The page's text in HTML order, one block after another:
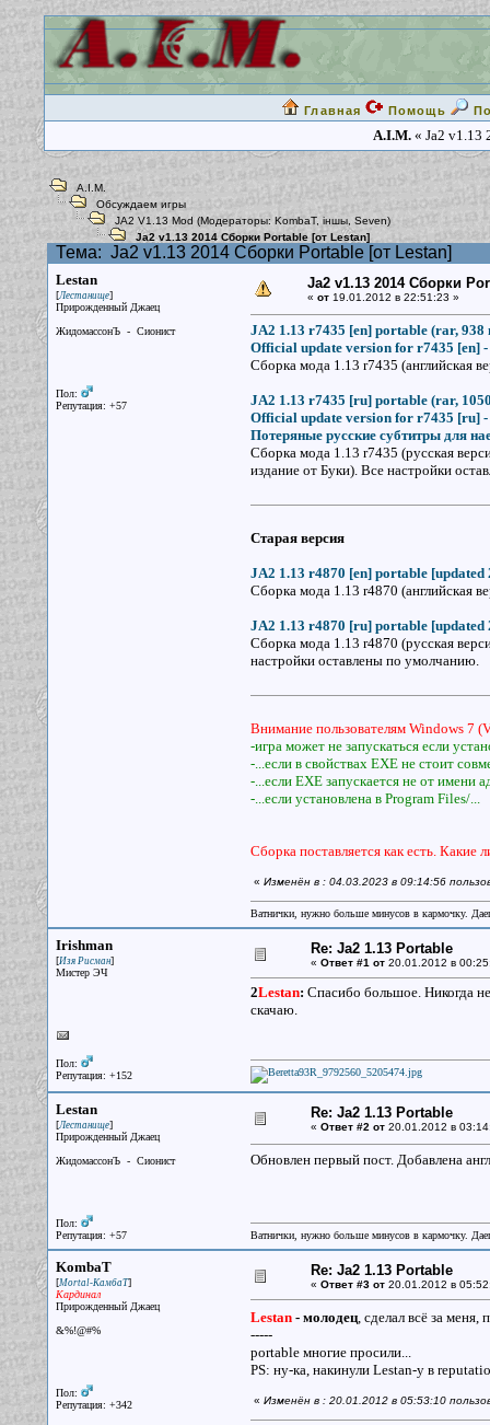
Главная Помощь
A.I.M. « Ja2 v1.13
A.I.M.
Обсуждаем игры
JA2 V1.13 Mod (Модераторы: KombaT, iншы, Seven)
Ja2 v1.13 2014 Сборки Portable [от Lestan]
Тема: Ja2 v1.13 2014 Сборки Portable [от Lestan]
Lestan
[Лестанище]
Прирожденный Джаец
ЖидомассонЪ - Сионист
Пол:
Репутация: +57
Ja2 v1.13 2014 Сборки
« от19.01.2012 в 22:51:23 »
JA2 1.13 r7435 [en] portable (rar, 938
Official update version for r7435 [en]
Сборка мода 1.13 r7435 (английская
JA2 1.13 r7435 [ru] portable (rar,
Official update version for r7435 [ru]
Потеряные русские субтитры для
Сборка мода 1.13 r7435 (русская
издание от Буки). Все настройки
Старая версия
JA2 1.13 r4870 [en] portable [updated
Сборка мода 1.13 r4870 (английская
JA2 1.13 r4870 [ru] portable [updated
Сборка мода 1.13 r4870 (русская
настройки оставлены по умолчанию.
Внимание пользователям Windows 7
-игра может не запускаться если
-...если в свойствах ЕХЕ не стоит
-...если ЕХЕ запускается не от имени
-...если установлена в Program Files/...
Сборка поставляется как есть. Какие
« Изменён в : 04.03.2023 в 09:14:56
Ватнички, нужно больше минусов в кармочку.
Irishman
[Изя Рисман]
Мистер ЭЧ
Пол:
Репутация: +152
Re: Ja2 1.13 Portable
« Ответ #1 от20.01.2012 в
2Lestan: Спасибо большое. Никогда
скачаю.
Lestan
[Лестанище]
Прирожденный Джаец
ЖидомассонЪ - Сионист
Пол:
Репутация: +57
Re: Ja2 1.13 Portable
« Ответ #2 от20.01.2012 в
Обновлен первый пост. Добавлена
Ватнички, нужно больше минусов в кармочку.
KombaT
[Mortal-КамбаТ]
Кардинал
Прирожденный Джаец
&%!@#%
Пол:
Репутация: +342
Re: Ja2 1.13 Portable
« Ответ #3 от20.01.2012 в
Lestan- молодец, сделал всё за
-----
portable многие просили...
PS: ну-ка, накинули Lestan-у в
« Изменён в : 20.01.2012 в 05:53:10